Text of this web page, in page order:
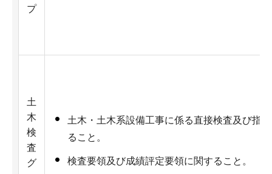
プ
土
木
検
査
グ
土木・土木系設備工事に係る直接検査及び指
ること。
検査要領及び成績評定要領に関すること。